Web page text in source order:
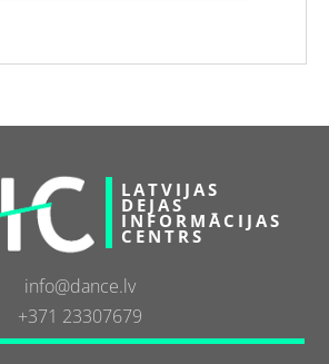
LATVIJAS
DEJAS
INFORMĀCIJAS
CENTRS
info@dance.lv
+371 23307679